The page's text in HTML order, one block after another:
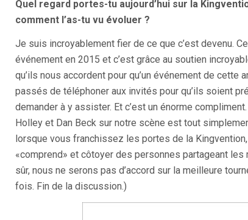
Quel regard portes-tu aujourd’hui sur la
comment l’as-tu vu évoluer ?
Je suis incroyablement fier de ce que c’est devenu.
événement en 2015 et c’est grâce au soutien
qu’ils nous accordent pour qu’un événement de
passés de téléphoner aux invités pour qu’ils soient
demander à y assister. Et c’est un énorme
Holley et Dan Beck sur notre scène est tout
lorsque vous franchissez les portes de la
«comprend» et côtoyer des personnes partageant
sûr, nous ne serons pas d’accord sur la meilleure
fois. Fin de la discussion.)